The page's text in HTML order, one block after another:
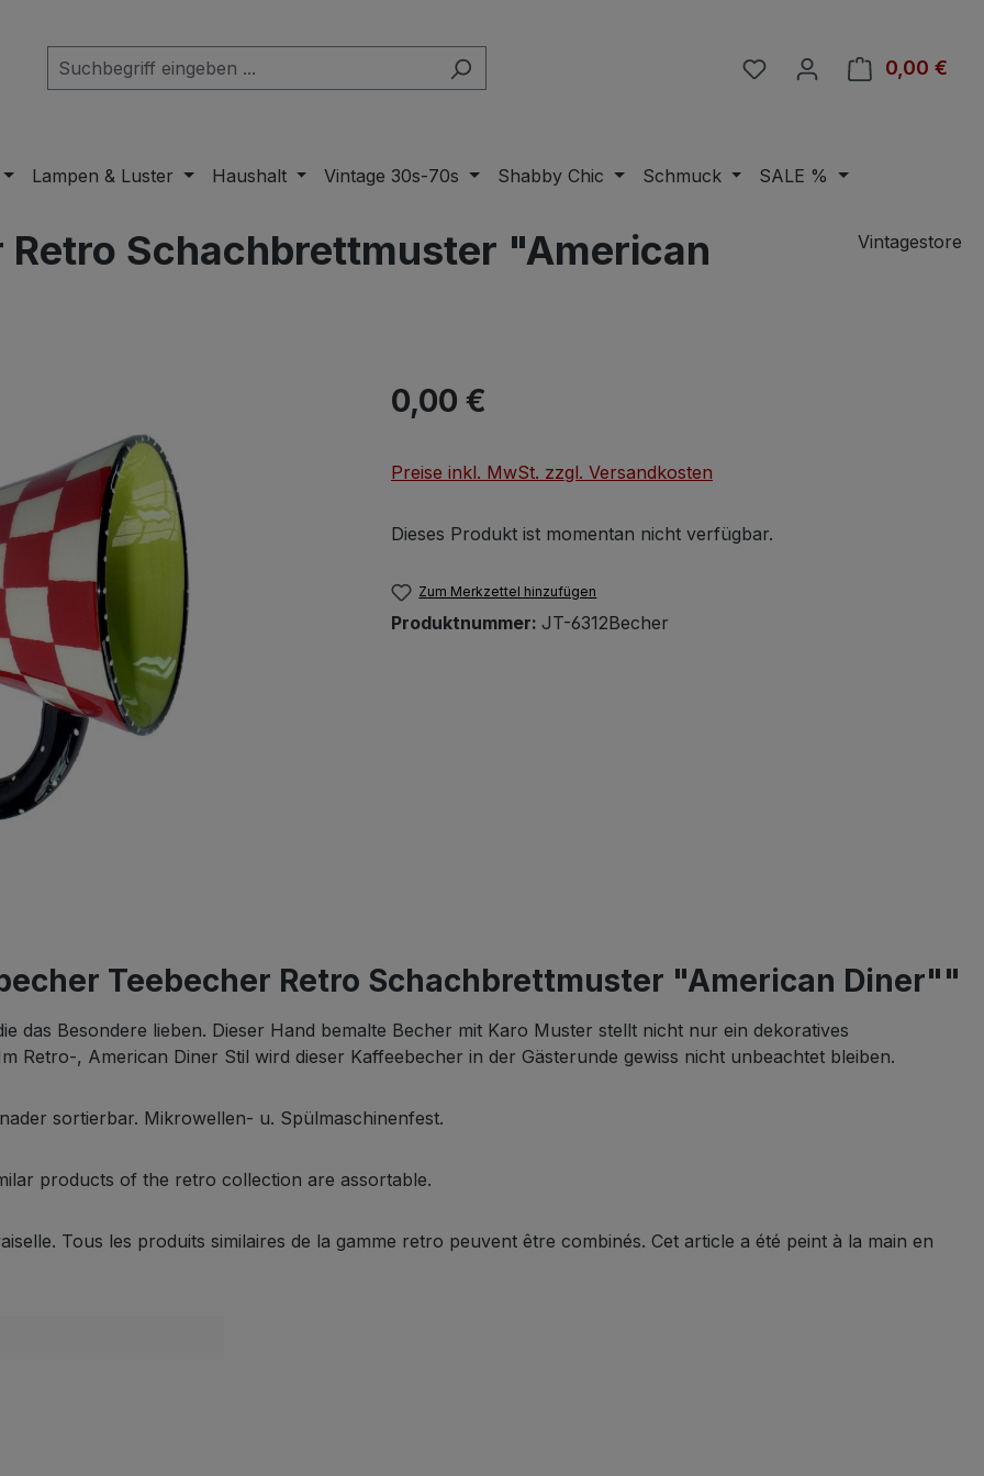
Du hast 0 Produkte auf
0,00 €
Lampen & Luster Haushalt Vintage 30s-70s Shabby Chic Schmuck SALE %
Schachbrettmuster "American Vintagestore
Regulärer Preis:
0,00 €
Preise inkl. MwSt. zzgl. Versandkosten
Dieses Produkt ist momentan nicht verfügbar.
Zum Merkzettel hinzufügen
Produktnummer: JT-6312Becher
Teebecher Retro Schachbrettmuster "American Diner""
das Besondere lieben. Dieser Hand bemalte Becher mit Karo Muster stellt nicht nur ein dekoratives
Retro-, American Diner Stil wird dieser Kaffeebecher in der Gästerunde gewiss nicht unbeachtet bleiben.
sortierbar. Mikrowellen- u. Spülmaschinenfest.
products of the retro collection are assortable.
Tous les produits similaires de la gamme retro peuvent être combinés. Cet article a été peint à la main en